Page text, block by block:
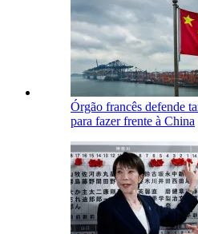
Órgão francês defende
para fazer frente à China